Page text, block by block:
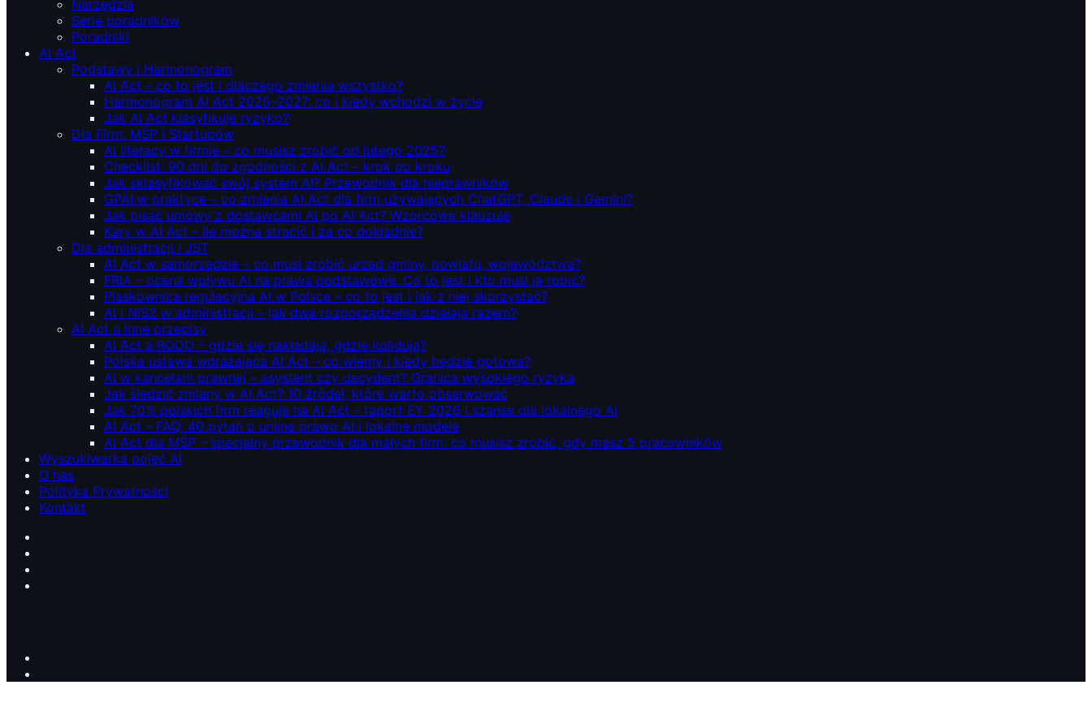
Narzędzia
Serie poradników
Poradniki
AI Act
Podstawy i Harmonogram
AI Act – co to jest i dlaczego zmienia wszystko?
Harmonogram AI Act 2025–2027: co i kiedy wchodzi w życie
Jak AI Act klasyfikuje ryzyko?
Dla Firm, MŚP i Startupów
AI literacy w firmie – co musisz zrobić od lutego 2025?
Checklist: 90 dni do zgodności z AI Act – krok po kroku
Jak sklasyfikować swój system AI? Przewodnik dla nieprawników
GPAI w praktyce – co zmienia AI Act dla firm używających ChatGPT, Claude i Gemini?
Jak pisać umowy z dostawcami AI po AI Act? Wzorcowe klauzule
Kary w AI Act – ile można stracić i za co dokładnie?
Dla administracji i JST
AI Act w samorządzie – co musi zrobić urząd gminy, powiatu, województwa?
FRIA – ocena wpływu AI na prawa podstawowe. Co to jest i kto musi ją robić?
Piaskownica regulacyjna AI w Polsce – co to jest i jak z niej skorzystać?
AI i NIS2 w administracji – jak dwa rozporządzenia działają razem?
AI Act a inne przepisy
AI Act a RODO – gdzie się nakładają, gdzie kolidują?
Polska ustawa wdrażająca AI Act – co wiemy i kiedy będzie gotowa?
AI w kancelarii prawnej – asystent czy decydent? Granica wysokiego ryzyka
Jak śledzić zmiany w AI Act? 10 źródeł, które warto obserwować
Jak 70% polskich firm reaguje na AI Act – raport EY 2026 i szanse dla lokalnego AI
AI Act – FAQ: 40 pytań o unijne prawo AI i lokalne modele
AI Act dla MŚP – specjalny przewodnik dla małych firm: co musisz zrobić, gdy masz 5 pracowników
Wyszukiwarka pojęć AI
O nas
Polityka Prywatności
Kontakt